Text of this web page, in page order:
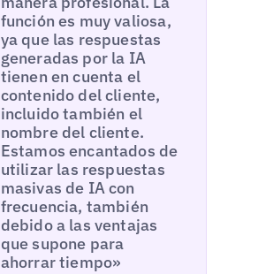
función es muy valiosa,
ya que las respuestas
generadas por la IA
tienen en cuenta el
contenido del cliente,
incluido también el
nombre del cliente.
Estamos encantados de
utilizar las respuestas
masivas de IA con
frecuencia, también
debido a las ventajas
que supone para
ahorrar tiempo»